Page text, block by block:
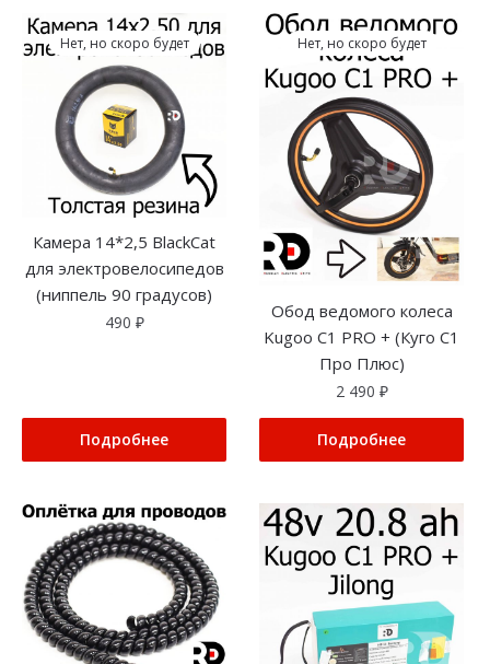
Нет, но скоро будет
Камера 14*2,5 BlackCat
для электровелосипедов
(ниппель 90 градусов)
490 ₽
Подробнее
Нет, но скоро будет
Обод ведомого колеса
Kugoo C1 PRO + (Куго С1
Про Плюс)
2 490 ₽
Подробнее